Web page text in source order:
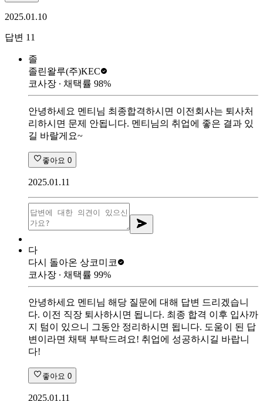
2025.01.10
답변 11
졸
졸린왈루(주)KEC
코사장 ∙ 채택률 98%
안녕하세요 멘티님 최종합격하시면 이전회사는 퇴사처
리하시면 문제 안됩니다. 멘티님의 취업에 좋은 결과 있
길 바랄게요~
좋아요 0
2025.01.11
다
다시 돌아온 상코미코
코사장 ∙ 채택률 99%
안녕하세요 멘티님 해당 질문에 대해 답변 드리겠습니
다. 이전 직장 퇴사하시면 됩니다. 최종 합격 이후 입사까
지 텀이 있으니 그동안 정리하시면 됩니다. 도움이 된 답
변이라면 채택 부탁드려요! 취업에 성공하시길 바랍니
다!
좋아요 0
2025.01.11